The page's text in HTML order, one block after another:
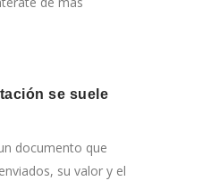
se suele
documento que
su valor y el